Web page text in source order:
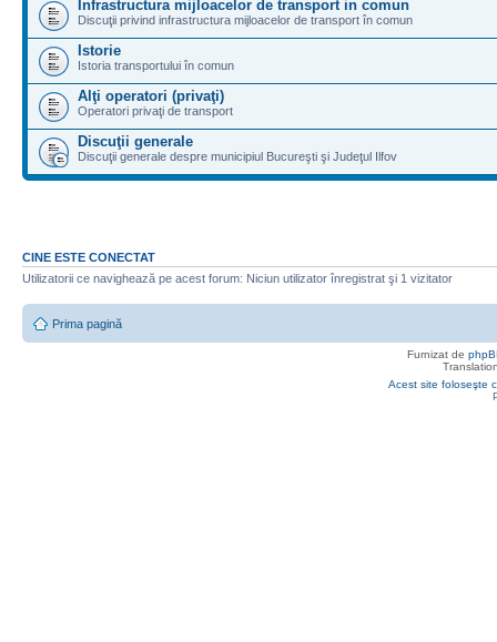
Infrastructura mijloacelor de transport in comun
Discuţii privind infrastructura mijloacelor de transport în comun
Istorie
Istoria transportului în comun
Alţi operatori (privaţi)
Operatori privaţi de transport
Discuţii generale
Discuţii generale despre municipiul Bucureşti şi Judeţul Ilfov
CINE ESTE CONECTAT
Utilizatorii ce navighează pe acest forum: Niciun utilizator înregistrat şi 1 vizitator
Prima pagină
Furnizat de
Acest site foloseşte